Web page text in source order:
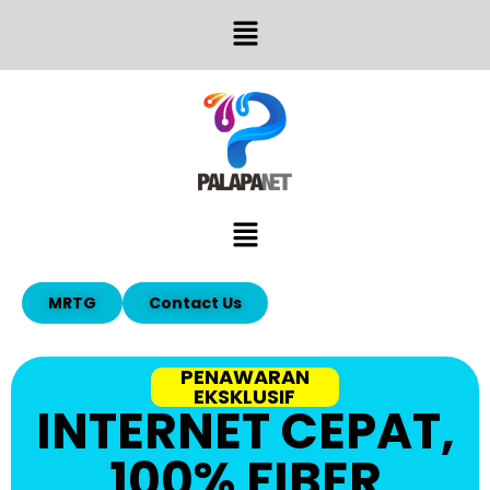
MRTG Contact Us
PENAWARAN
EKSKLUSIF
INTERNET CEPAT,